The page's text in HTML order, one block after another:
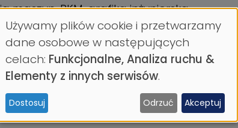
PKM, grafika inżynierska
magistra inżyniera z zakresu
Wykorzystanie
danych
osobowych
i
Używamy plików cookie i przetwarzamy
dane osobowe w następujących
celach: Funkcjonalne, Analiza ruchu &
Elementy z innych serwisów.
Dostosuj Odrzuć Akceptuj